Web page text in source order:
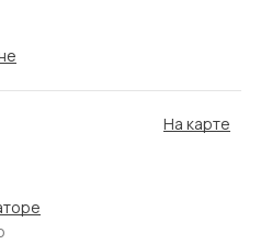
На карте